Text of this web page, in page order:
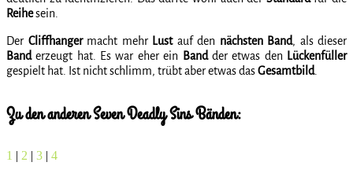
Reihesein.
Der Cliffhangermacht mehr Lustauf den nächsten Band, als dieser
Banderzeugt hat. Es war eher ein Bandder etwas den Lückenfüller
gespielt hat. Ist nicht schlimm, trübt aber etwas dasGesamtbild.
Zu den anderen Seven Deadly Sins Bänden:
1 | 2 | 3 | 4